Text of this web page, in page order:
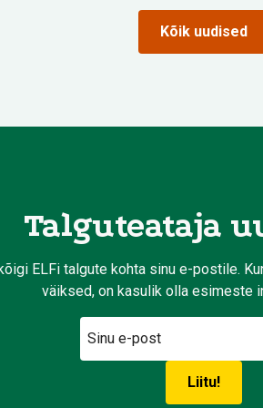
Kõik uudised
Talguteataja
ELFi talgute kohta sinu e-postile.
väiksed, on kasulik olla esimeste